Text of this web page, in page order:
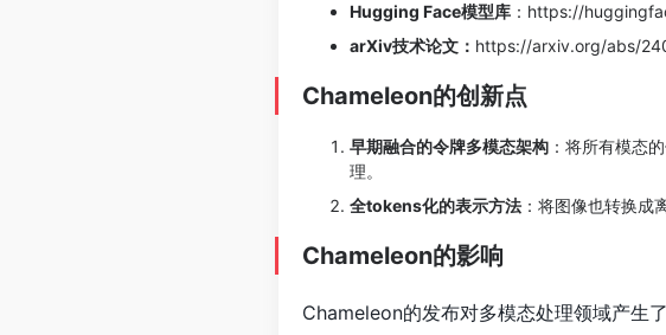
Hugging Face模型库 ： https://
arXiv技术论文： https://arxiv.org/abs/
Chameleon的创新点
早期融合的令牌多模态架构 ：将所有模态
理。
全tokens化的表示方法 ：将图像也转换成
Chameleon的影响
Chameleon的发布对多模态处理领域产生